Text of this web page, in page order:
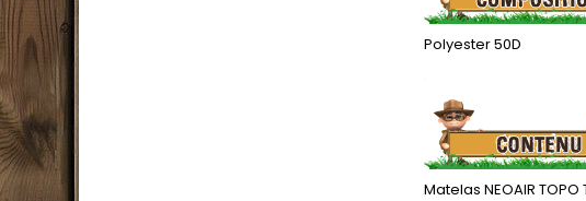
Polyester 50D
.
Matelas NEOAIR